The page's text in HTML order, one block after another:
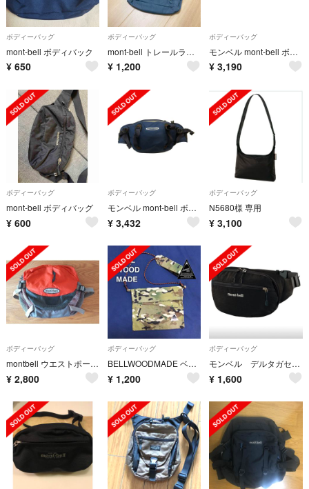
ボディーバッグ
mont-bell ボディバック
¥ 650
ボディーバッグ
mont-bell トレールランバーバッグ ブルー
¥ 1,200
ボディーバッグ
モンベル mont-bell ボディバッグ メンズ
¥ 3,190
ボディーバッグ
mont-bell ボディバッグ
¥ 600
ボディーバッグ
モンベル mont-bell ボディバッグ メンズ
¥ 3,432
ボディーバッグ
N5680様 専用
¥ 3,100
ボディーバッグ
montbell ウエストポーチ ボディバッグ
¥ 2,800
ボディーバッグ
BELLWOODMADE ベルウッドメイド サコッシュ 迷彩 カモフラージュ
¥ 1,200
ボディーバッグ
モンベル デルタガセットポーチL ブラック
¥ 1,600